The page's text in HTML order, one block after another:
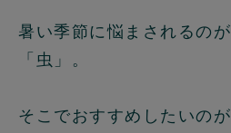
暑い季節に悩まされるのが
「虫」。
そこでおすすめしたいのが